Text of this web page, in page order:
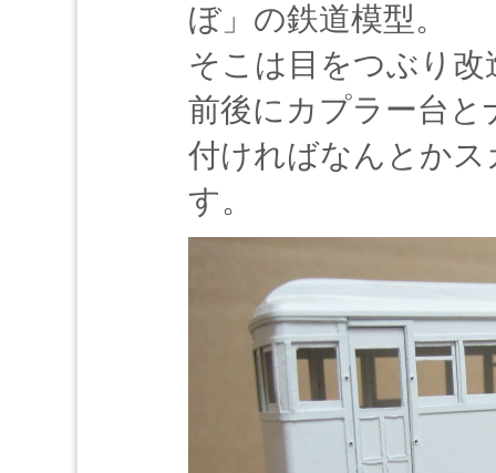
ぼ」の鉄道模型。
そこは目をつぶり
前後にカプラー台
付ければなんとか
す。